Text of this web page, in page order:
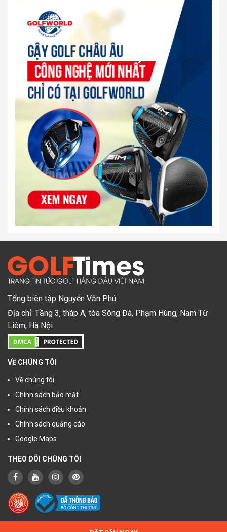
Tổng biên tập Nguyễn Văn Phú
Địa chỉ: Tầng 3, tháp A, tòa Sông Đà, Phạm Hùng, Nam Từ
Liêm, Hà Nội
VỀ CHÚNG TÔI
Về chúng tôi
Chính sách bảo mật
Chính sách điều khoản
Chính sách quảng cáo
Google Maps
THEO DÕI CHÚNG TÔI